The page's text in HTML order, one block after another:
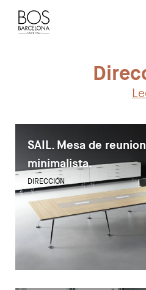
SAIL. Mesa de
minimalista.
DIRECCIÓN